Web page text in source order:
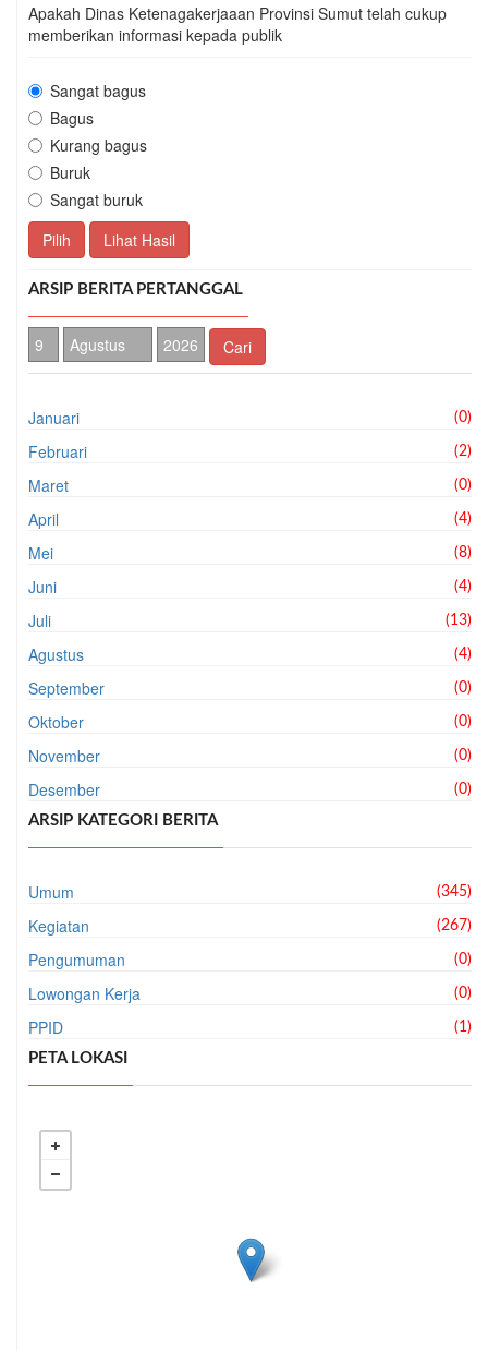
Apakah Dinas Ketenagakerjaaan Provinsi Sumut telah cukup
memberikan informasi kepada publik
Sangat bagus
Bagus
Kurang bagus
Buruk
Sangat buruk
Pilih
Lihat Hasil
ARSIP BERITA PERTANGGAL
Cari
Januari (0)
Februari (2)
Maret (0)
April (4)
Mei (8)
Juni (4)
Juli (13)
Agustus (4)
September (0)
Oktober (0)
November (0)
Desember (0)
ARSIP KATEGORI BERITA
Umum (345)
Kegiatan (267)
Pengumuman (0)
Lowongan Kerja (0)
PPID (1)
PETA LOKASI